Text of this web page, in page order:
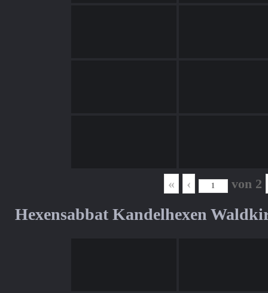
« ‹ von 2
Hexensabbat Kandelhexen